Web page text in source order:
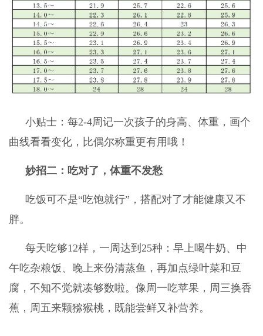
小贴士：每2-4周记一次孩子的身高、体重，画个
曲线看看变化，比偶尔称重更有用哦！
妙招二：吃对了，体重不发愁
吃饭可不是“吃饱就行”，搭配对了才能健康又不
胖。
每天吃够12样，一周达到25种：早上喝牛奶、中
午吃杂粮饭、晚上来份清蒸鱼，再加点绿叶菜和豆
腐，不知不觉就凑够数啦。像周一吃苹果，周三换香
蕉，周五来颗猕猴桃，既能尝鲜又补营养。